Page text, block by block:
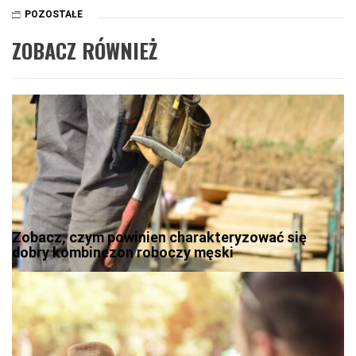
POZOSTAŁE
ZOBACZ RÓWNIEŻ
Zobacz, czym powinien charakteryzować się
dobry kombinezon roboczy męski